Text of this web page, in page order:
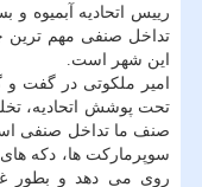
رییس اتحادیه آبمیوه
تداخل صنفی مهم ترین
این شهر است.
امیر ملکوتی در گفت و
تحت پوشش اتحادیه،
صنف ما تداخل صنفی
سوپرمارکت ها، دکه
روی می دهد و بطور